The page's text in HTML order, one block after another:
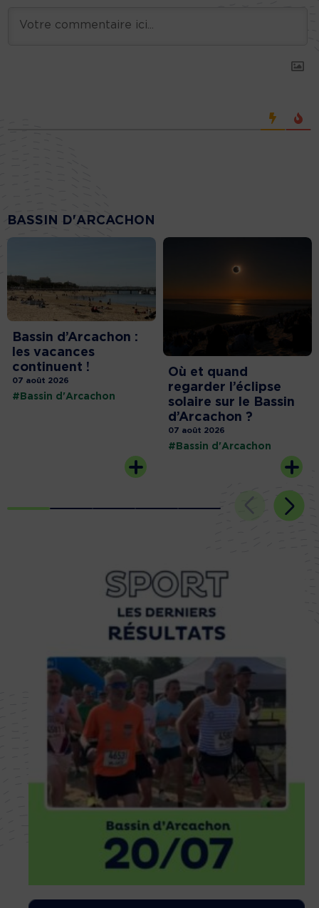
BASSIN D'ARCACHON
Bassin d’Arcachon :
les vacances
continuent !
07 août 2026
#Bassin d'Arcachon
Où et quand
regarder l’éclipse
solaire sur le Bassin
d’Arcachon ?
07 août 2026
#Bassin d'Arcachon